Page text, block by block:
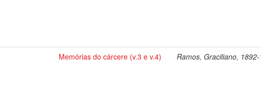
Memórias do cárcere (v.3 e v.4) Ramos, Graciliano,